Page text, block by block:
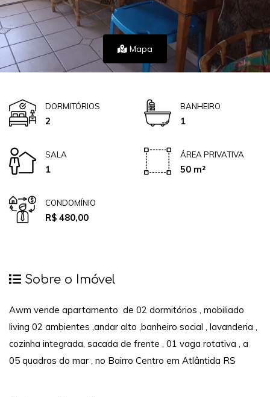
Mapa
DORMITÓRIOS
2
BANHEIRO
1
SALA
1
ÁREA PRIVATIVA
50 m²
CONDOMÍNIO
R$ 480,00
Sobre o Imóvel
Awm vende apartamento de 02 dormitórios , mobiliado
living 02 ambientes ,andar alto ,banheiro social , lavanderia ,
cozinha integrada, sacada de frente , 01 vaga rotativa , a
05 quadras do mar , no Bairro Centro em Atlântida RS